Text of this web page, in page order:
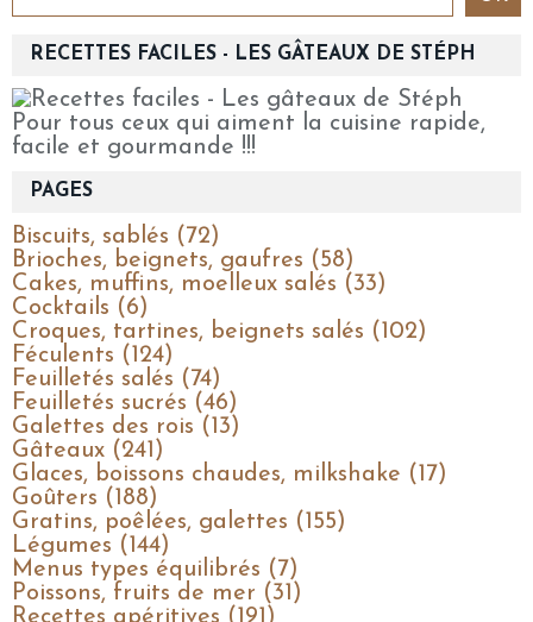
RECETTES FACILES - LES GÂTEAUX DE STÉPH
Pour tous ceux qui aiment la cuisine rapide,
facile et gourmande !!!
PAGES
Biscuits, sablés (72)
Brioches, beignets, gaufres (58)
Cakes, muffins, moelleux salés (33)
Cocktails (6)
Croques, tartines, beignets salés (102)
Féculents (124)
Feuilletés salés (74)
Feuilletés sucrés (46)
Galettes des rois (13)
Gâteaux (241)
Glaces, boissons chaudes, milkshake (17)
Goûters (188)
Gratins, poêlées, galettes (155)
Légumes (144)
Menus types équilibrés (7)
Poissons, fruits de mer (31)